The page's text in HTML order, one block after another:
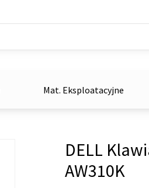
Mat. Eksploatacyjne
DELL
AW310K